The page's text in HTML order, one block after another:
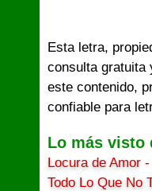
Esta letra,
consulta gratuita
este contenido,
confiable para
Lo más visto
Locura de Amor
Todo Lo Que No